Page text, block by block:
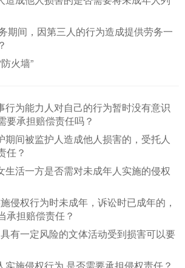
期间，因第三人的行为造成提供劳务一
火墙”
行为能力人对自己的行为暂时没有意识
要承担赔偿责任吗？
期间被监护人造成他人损害的，受托人
任？
生活一方是否需对未成年人实施的侵权
侵权行为时未成年，诉讼时已成年的，
承担赔偿责任？
有一定风险的文体活动受到损害可以要